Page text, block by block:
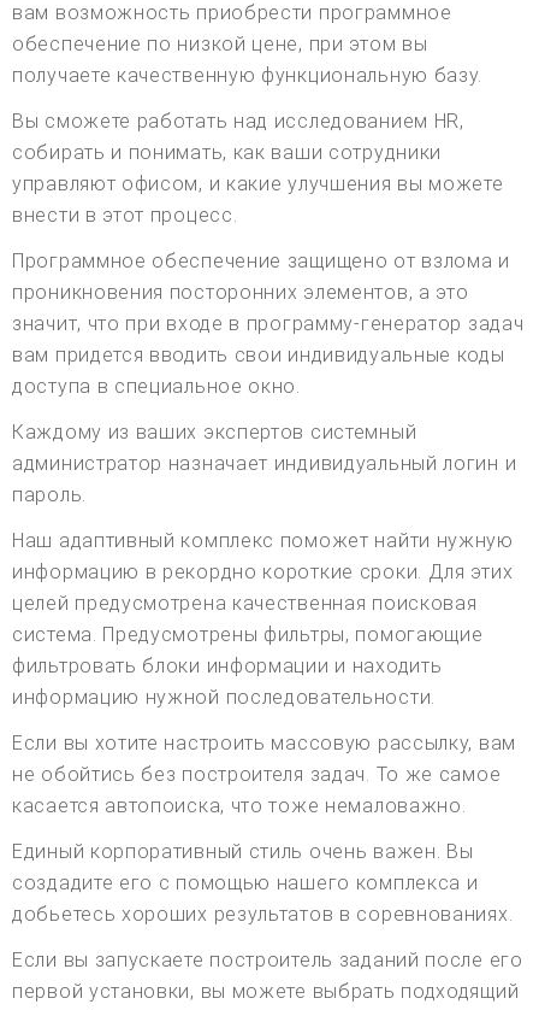
вам возможность приобрести программное
обеспечение по низкой цене, при этом вы
получаете качественную функциональную базу.
Вы сможете работать над исследованием HR,
собирать и понимать, как ваши сотрудники
управляют офисом, и какие улучшения вы можете
внести в этот процесс.
Программное обеспечение защищено от взлома и
проникновения посторонних элементов, а это
значит, что при входе в программу-генератор задач
вам придется вводить свои индивидуальные коды
доступа в специальное окно.
Каждому из ваших экспертов системный
администратор назначает индивидуальный логин и
пароль.
Наш адаптивный комплекс поможет найти нужную
информацию в рекордно короткие сроки. Для этих
целей предусмотрена качественная поисковая
система. Предусмотрены фильтры, помогающие
фильтровать блоки информации и находить
информацию нужной последовательности.
Если вы хотите настроить массовую рассылку, вам
не обойтись без построителя задач. То же самое
касается автопоиска, что тоже немаловажно.
Единый корпоративный стиль очень важен. Вы
создадите его с помощью нашего комплекса и
добьетесь хороших результатов в соревнованиях.
Если вы запускаете построитель заданий после его
первой установки, вы можете выбрать подходящий